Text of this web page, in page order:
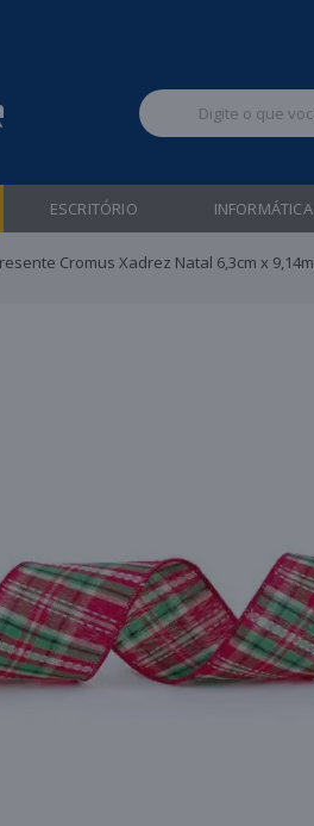
ESCRITÓRIO INFORMÁTICA
Cromus Xadrez Natal 6,3cm x